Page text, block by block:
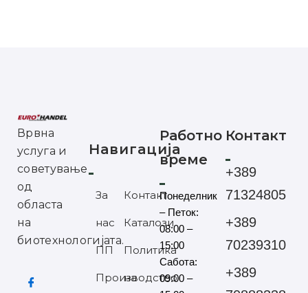
Врвна
услуга и
советување
од
областа
на
биотехнологијата.
Навигација
За
нас
ПП
Производство
Контакт
Каталози
Политика
на
Работно
време
Понеделник
– Петок:
08:00 –
15:00
Сабота:
09:00 –
Контакт
+389
71324805
+389
70239310
+389